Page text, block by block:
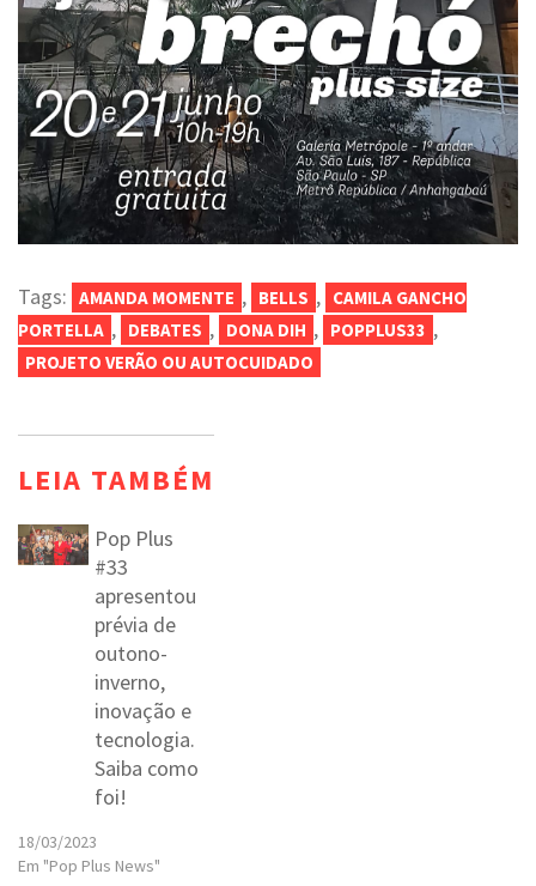
Tags: AMANDA MOMENTE , BELLS , CAMILA GANCHO
PORTELLA , DEBATES , DONA DIH , POPPLUS33 ,
PROJETO VERÃO OU AUTOCUIDADO
LEIA TAMBÉM
Pop Plus
#33
apresentou
prévia de
outono-
inverno,
inovação e
tecnologia.
Saiba como
foi!
18/03/2023
Em "Pop Plus News"